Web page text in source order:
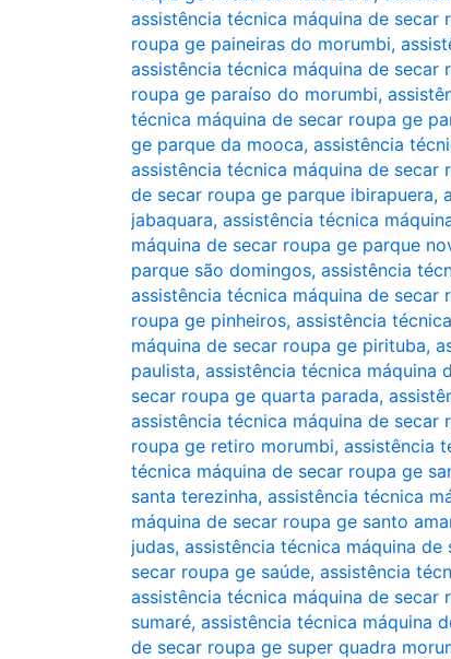
assistência técnica máquina de secar
roupa ge paineiras do morumbi,
assistência técnica máquina de secar
roupa ge paraíso do morumbi,
técnica máquina de secar roupa ge
ge parque da mooca, assistência
assistência técnica máquina de
de secar roupa ge parque ibirapuera,
jabaquara, assistência técnica
máquina de secar roupa ge parque
parque são domingos, assistência
assistência técnica máquina de secar
roupa ge pinheiros, assistência
máquina de secar roupa ge pirituba,
paulista, assistência técnica máquina
secar roupa ge quarta parada,
assistência técnica máquina de secar
roupa ge retiro morumbi, assistência
técnica máquina de secar roupa ge
santa terezinha, assistência técnica
máquina de secar roupa ge santo
judas, assistência técnica máquina
secar roupa ge saúde, assistência
assistência técnica máquina de secar
sumaré, assistência técnica máquina
de secar roupa ge super quadra